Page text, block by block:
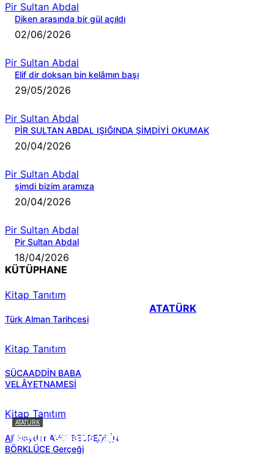
Pir Sultan Abdal
Diken arasında bir gül açıldı
02/06/2026
Pir Sultan Abdal
Elif dir doksan bin kelâmın başı
29/05/2026
Pir Sultan Abdal
PİR SULTAN ABDAL IŞIĞINDA ŞİMDİYİ OKUMAK
20/04/2026
Pir Sultan Abdal
şimdi bizim aramıza
20/04/2026
Pir Sultan Abdal
Pir Sultan Abdal
18/04/2026
KÜTÜPHANE
Kitap Tanıtım
Türk Alman Tarihçesi
Kitap Tanıtım
SÜCAADDİN BABA
VELÂYETNAMESİ
Kitap Tanıtım
Ali Haydar AVCI BEDREDDİN
BÖRKLÜCE Gerçeği
ATATÜRK
ATATÜRK
Atatürk sana ne yaptı?